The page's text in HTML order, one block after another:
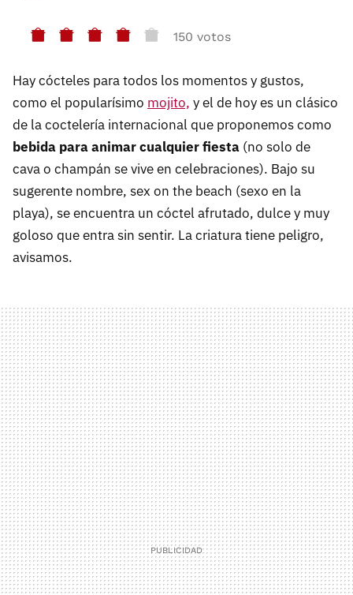
150 votos
Hay cócteles para todos los momentos y gustos,
como el popularísimo mojito, y el de hoy es un clásico
de la coctelería internacional que proponemos como
bebida para animar cualquier fiesta (no solo de
cava o champán se vive en celebraciones). Bajo su
sugerente nombre, sex on the beach (sexo en la
playa), se encuentra un cóctel afrutado, dulce y muy
goloso que entra sin sentir. La criatura tiene peligro,
avisamos.